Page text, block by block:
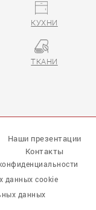
КУХНИ
ТКАНИ
Наши презентации
Контакты
данных cookie
данных